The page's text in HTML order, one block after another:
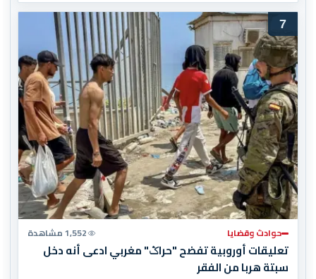
7
حوادث وقضايا 1,552 مشاهدة
تعليقات أوروبية تفضح "حراݣ" مغربي ادعى أنه دخل
سبتة هربا من الفقر